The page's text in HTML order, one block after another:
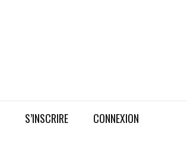
S’INSCRIRE CONNEXION